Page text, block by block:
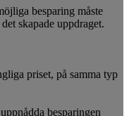
besparing måste
skapade uppdraget.
priset, på samma typ
besparingen